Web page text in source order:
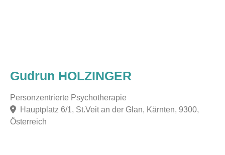
Gudrun HOLZINGER
Personzentrierte Psychotherapie
Hauptplatz 6/1, St.Veit an der Glan, Kärnten, 9300,
Österreich